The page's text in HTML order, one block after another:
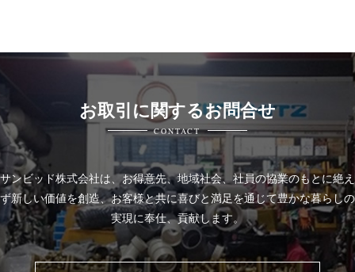
お取引に関するお問合せ
CONTACT
サンビッド株式会社は、お得意先、地域社会、社員の協業のもとに絶え
ず新しい価値を創造、お客様と共に喜びと満足を通じて豊かな暮らしの
実現に奉仕、貢献します。